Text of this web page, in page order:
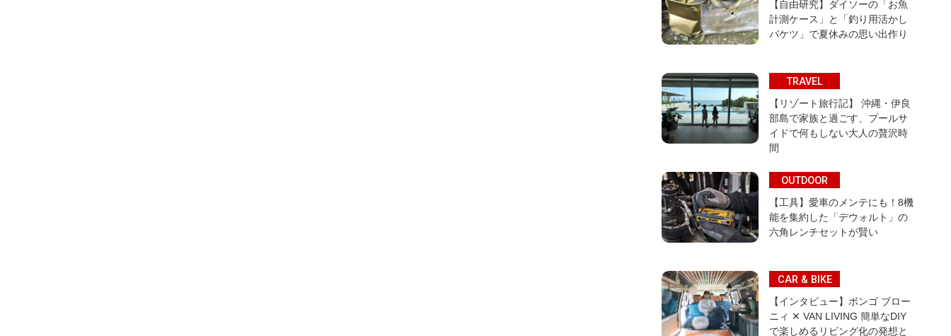
【自由研究】ダイソーの「お魚
計測ケース」と「釣り用活かし
バケツ」で夏休みの思い出作り
TRAVEL
【リゾート旅行記】 沖縄・伊良
部島で家族と過ごす、プールサ
イドで何もしない大人の贅沢時
間
OUTDOOR
【工具】愛車のメンテにも！8機
能を集約した「デウォルト」の
六角レンチセットが賢い
CAR & BIKE
【インタビュー】ボンゴ ブロー
ニィ ✕ VAN LIVING 簡単なDIY
で楽しめるリビング化の発想と